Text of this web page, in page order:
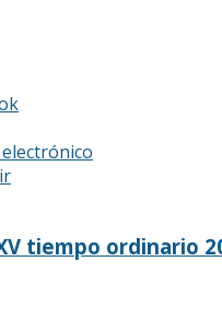
tiempo ordinario